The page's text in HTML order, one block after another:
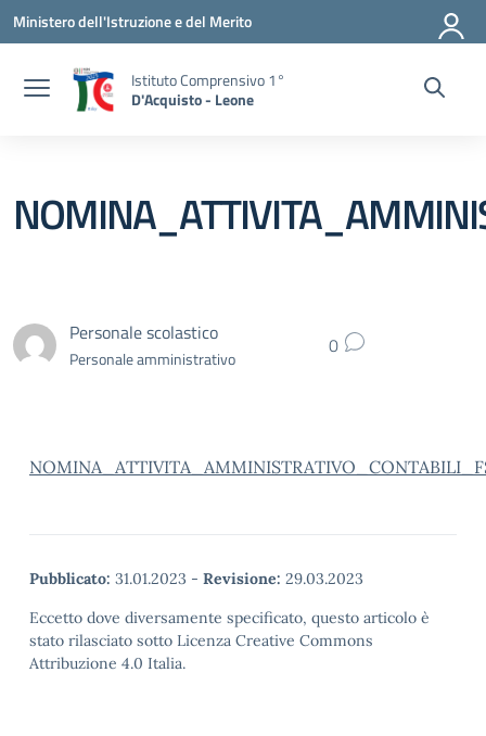
Vai ai contenuti
Vai al menu di navigazione
Vai al footer
Ministero dell'Istruzione e del Merito
Istituto Comprensivo 1°
D'Acquisto - Leone
Personale scolastico
Personale amministrativo 0
Pubblicato: 31.01.2023 - Revisione: 29.03.2023
Eccetto dove diversamente specificato, questo articolo è
stato rilasciato sotto Licenza Creative Commons
Attribuzione 4.0 Italia.